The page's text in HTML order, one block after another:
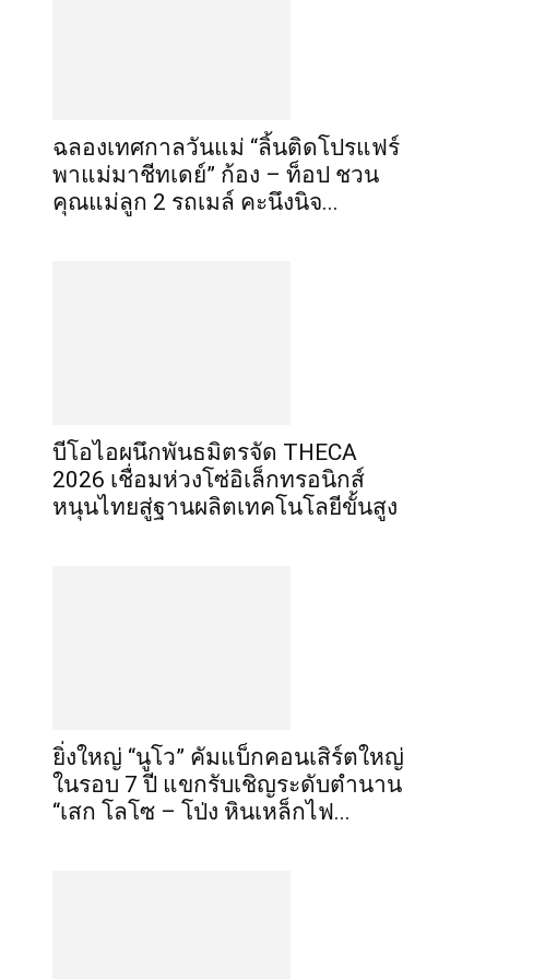
ฉลองเทศกาลวันแม่ “ลิ้นติดโปรแฟร์
พาแม่มาชีทเดย์” ก้อง – ท็อป ชวน
คุณแม่ลูก 2 รถเมล์ คะนึงนิจ...
บีโอไอผนึกพันธมิตรจัด THECA
2026 เชื่อมห่วงโซ่อิเล็กทรอนิกส์
หนุนไทยสู่ฐานผลิตเทคโนโลยีขั้นสูง
ยิ่งใหญ่ “นูโว” คัมแบ็กคอนเสิร์ตใหญ่
ในรอบ 7 ปี แขกรับเชิญระดับตำนาน
“เสก โลโซ – โป่ง หินเหล็กไฟ...